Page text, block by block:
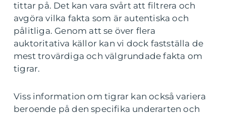
tittar på. Det kan vara svårt att filtrera och
avgöra vilka fakta som är autentiska och
pålitliga. Genom att se över flera
auktoritativa källor kan vi dock fastställa de
mest trovärdiga och välgrundade fakta om
tigrar.
Viss information om tigrar kan också variera
beroende på den specifika underarten och